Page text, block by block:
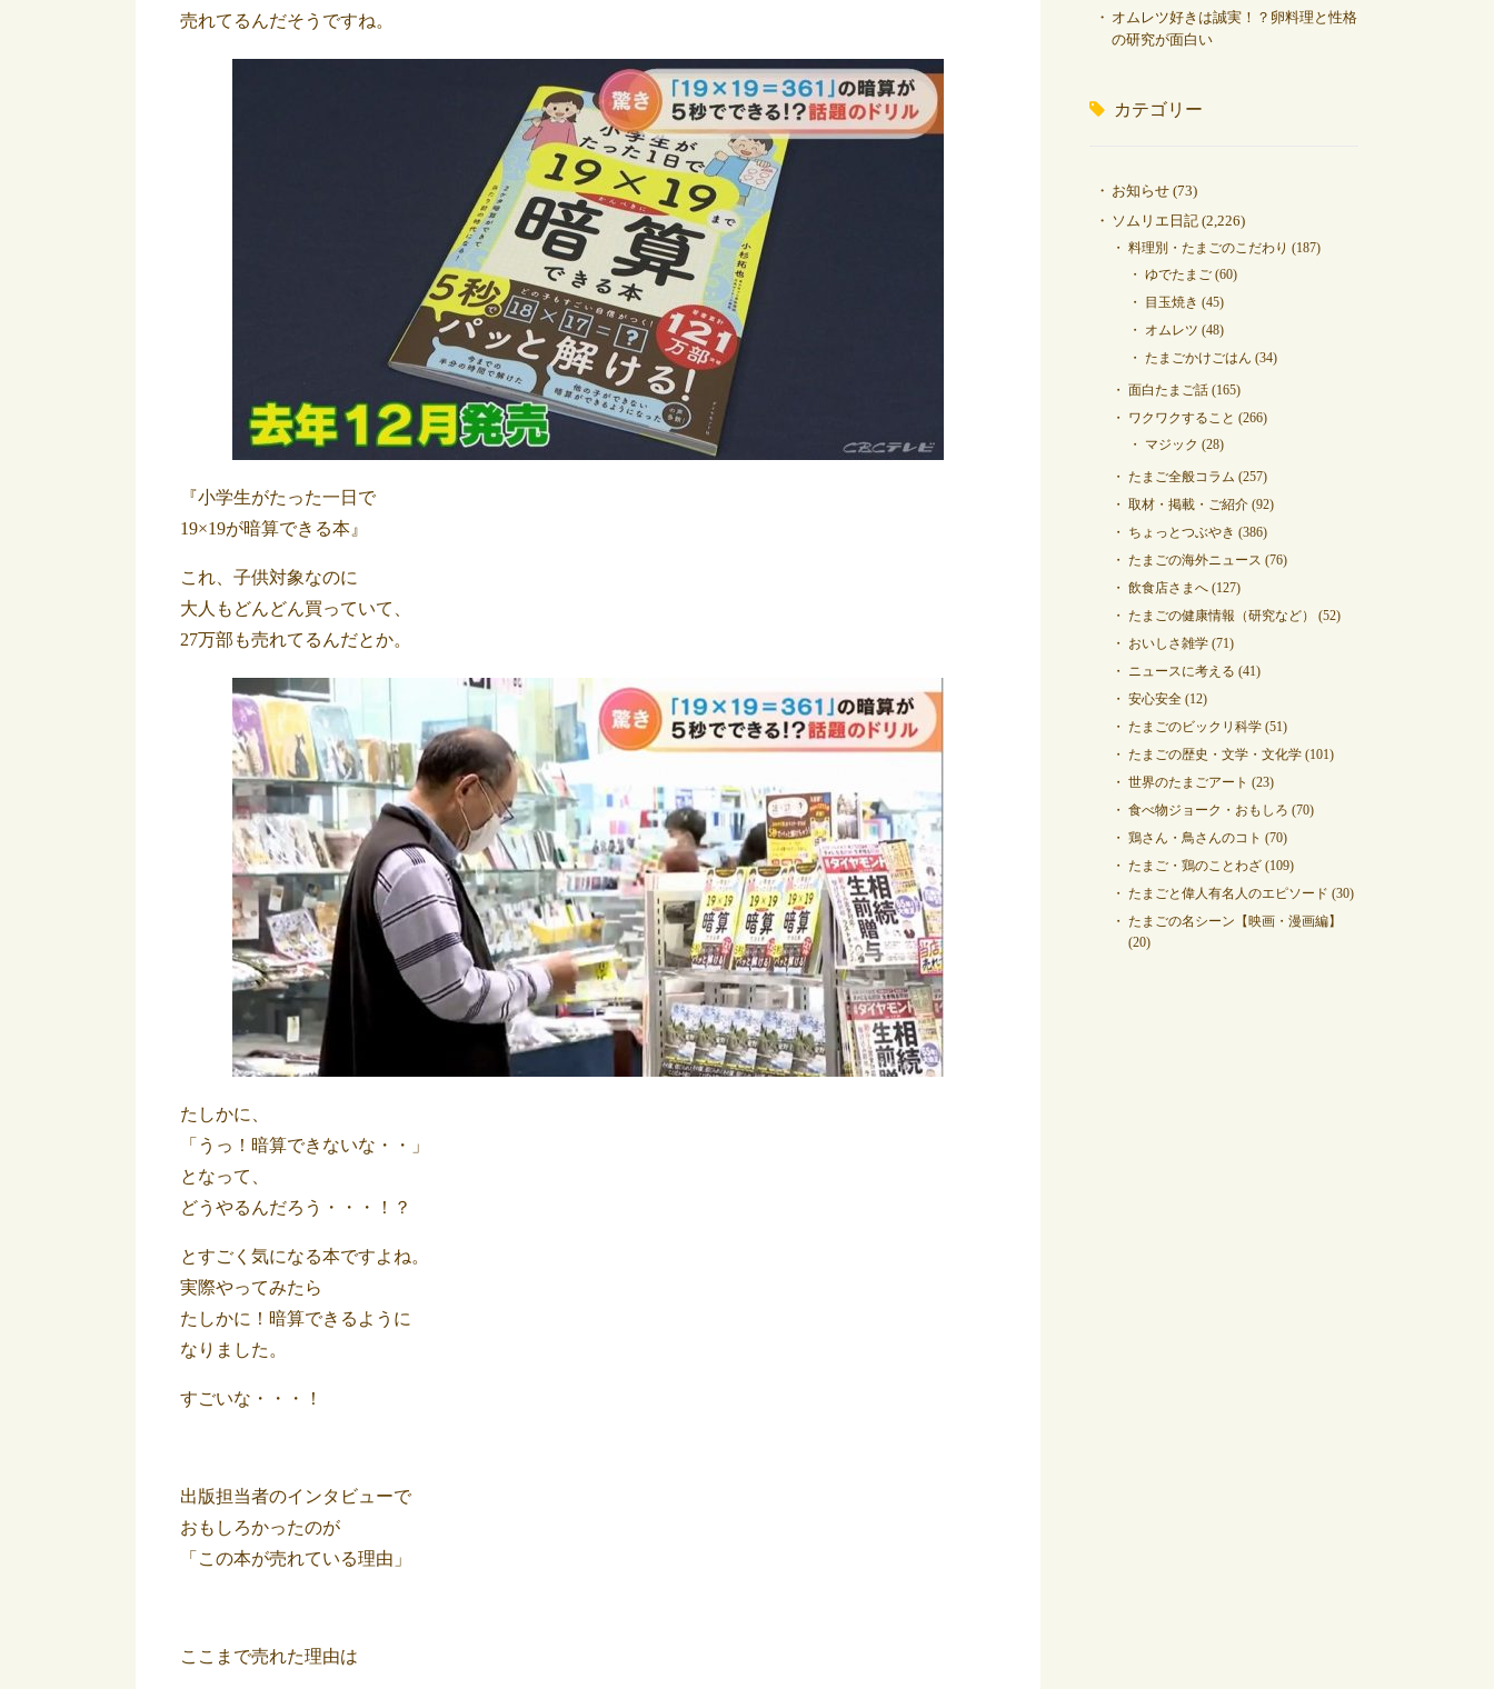
売れてるんだそうですね。
『小学生がたった一日で
19×19が暗算できる本』
これ、子供対象なのに
大人もどんどん買っていて、
27万部も売れてるんだとか。
たしかに、
「うっ！暗算できないな・・」
となって、
どうやるんだろう・・・！？
とすごく気になる本ですよね。
実際やってみたら
たしかに！暗算できるように
なりました。
すごいな・・・！
出版担当者のインタビューで
おもしろかったのが
「この本が売れている理由」
ここまで売れた理由は
オムレツ好きは誠実！？卵料理と性格
の研究が面白い
カテゴリー
お知らせ (73)
ソムリエ日記 (2,226)
料理別・たまごのこだわり (187)
ゆでたまご (60)
目玉焼き (45)
オムレツ (48)
たまごかけごはん (34)
面白たまご話 (165)
ワクワクすること (266)
マジック (28)
たまご全般コラム (257)
取材・掲載・ご紹介 (92)
ちょっとつぶやき (386)
たまごの海外ニュース (76)
飲食店さまへ (127)
たまごの健康情報（研究など）
(52)
おいしさ雑学 (71)
ニュースに考える (41)
安心安全 (12)
たまごのビックリ科学 (51)
たまごの歴史・文学・文化学 (101)
世界のたまごアート (23)
食べ物ジョーク・おもしろ (70)
鶏さん・鳥さんのコト (70)
たまご・鶏のことわざ (109)
たまごと偉人有名人のエピソード (30)
たまごの名シーン【映画・漫画編】
(20)